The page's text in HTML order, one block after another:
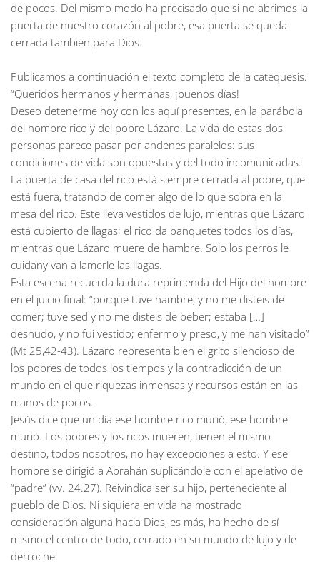
de pocos. Del mismo modo ha precisado que si no abrimos la
puerta de nuestro corazón al pobre, esa puerta se queda
cerrada también para Dios.
Publicamos a continuación el texto completo de la catequesis.
“Queridos hermanos y hermanas, ¡buenos días!
Deseo detenerme hoy con los aquí presentes, en la parábola
del hombre rico y del pobre Lázaro. La vida de estas dos
personas parece pasar por andenes paralelos: sus
condiciones de vida son opuestas y del todo incomunicadas.
La puerta de casa del rico está siempre cerrada al pobre, que
está fuera, tratando de comer algo de lo que sobra en la
mesa del rico. Este lleva vestidos de lujo, mientras que Lázaro
está cubierto de llagas; el rico da banquetes todos los días,
mientras que Lázaro muere de hambre. Solo los perros le
cuidany van a lamerle las llagas.
Esta escena recuerda la dura reprimenda del Hijo del hombre
en el juicio final: “porque tuve hambre, y no me disteis de
comer; tuve sed y no me disteis de beber; estaba […]
desnudo, y no fui vestido; enfermo y preso, y me han visitado”
(Mt 25,42-43). Lázaro representa bien el grito silencioso de
los pobres de todos los tiempos y la contradicción de un
mundo en el que riquezas inmensas y recursos están en las
manos de pocos.
Jesús dice que un día ese hombre rico murió, ese hombre
murió. Los pobres y los ricos mueren, tienen el mismo
destino, todos nosotros, no hay excepciones a esto. Y ese
hombre se dirigió a Abrahán suplicándole con el apelativo de
“padre” (vv. 24.27). Reivindica ser su hijo, perteneciente al
pueblo de Dios. Ni siquiera en vida ha mostrado
consideración alguna hacia Dios, es más, ha hecho de sí
mismo el centro de todo, cerrado en su mundo de lujo y de
derroche.